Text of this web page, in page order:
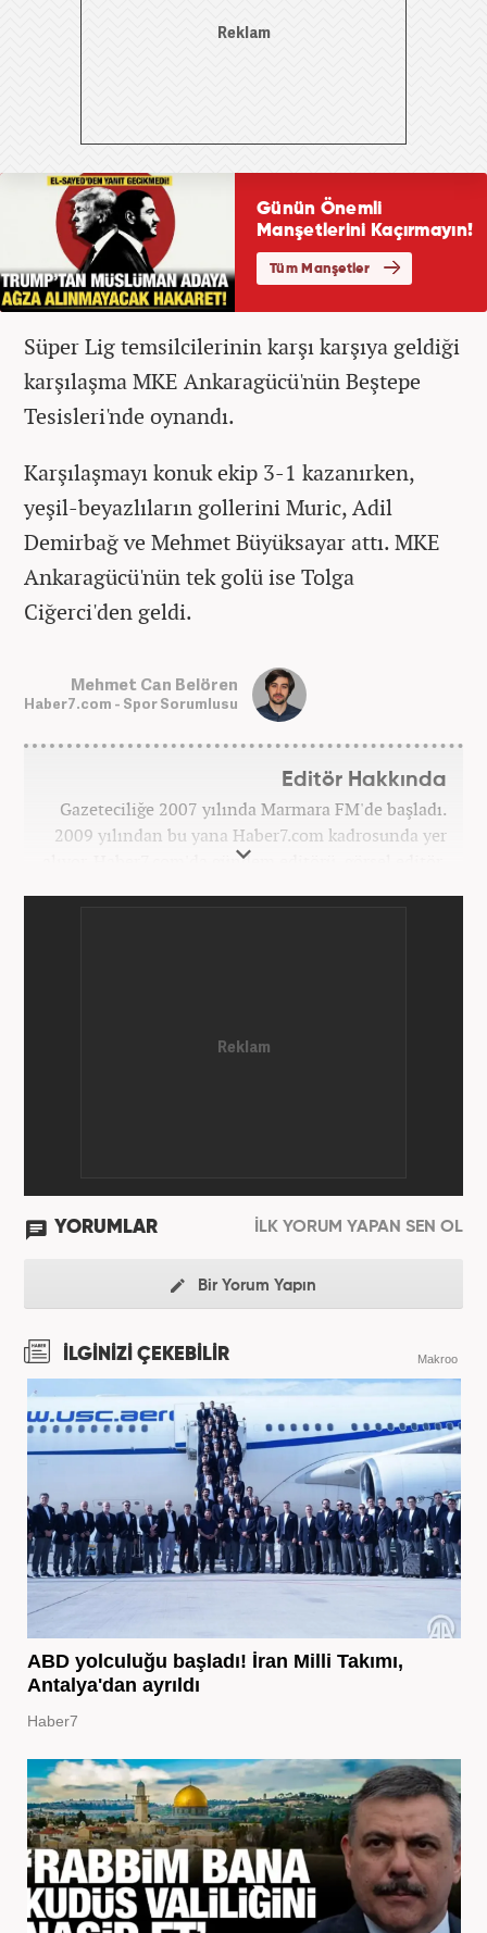
Süper Lig temsilcilerinin karşı karşıya geldiği
karşılaşma MKE Ankaragücü'nün Beştepe
Tesisleri'nde oynandı.
Karşılaşmayı konuk ekip 3-1 kazanırken,
yeşil-beyazlıların gollerini Muric, Adil
Demirbağ ve Mehmet Büyüksayar attı. MKE
Ankaragücü'nün tek golü ise Tolga
Ciğerci'den geldi.
Mehmet Can Belören
Haber7.com - Spor Sorumlusu
Editör Hakkında
Gazeteciliğe 2007 yılında Marmara FM'de başladı.
2009 yılından bu yana Haber7.com kadrosunda yer
alıyor. Haber7.com'da gündem editörü, görsel editör,
YORUMLAR İLK YORUM YAPAN SEN OL
Bir Yorum Yapın
İLGİNİZİ ÇEKEBİLİR Makroo
ABD yolculuğu başladı! İran Milli Takımı,
Antalya'dan ayrıldı
Haber7